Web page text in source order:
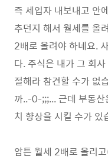
즉 세입자 내보내고 안
추던지 해서 월세를 올
2배로 올려야 하네요.
다. 주식은 내가 그 회
절해라 참견할 수가 없
까..-0-;;;... 근데 부동
치 향상을 시킬 수가 있
암튼 월세 2배로 올리